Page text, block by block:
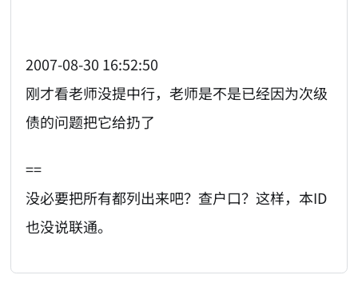
2007-08-30 16:52:50
刚才看老师没提中行，老师是不是已经因为次级
债的问题把它给扔了
==
没必要把所有都列出来吧？查户口？这样，本ID
也没说联通。